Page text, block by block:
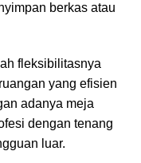
berkas atau
fleksibilitasnya
yang efisien
adanya meja
dengan tenang
luar.